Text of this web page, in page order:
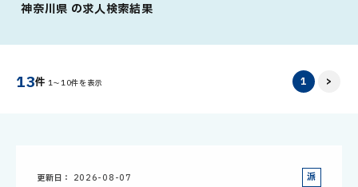
神奈川県 の求人検索結果
13件 1～10件を表示 1 >
更新日 2026-08-07
派